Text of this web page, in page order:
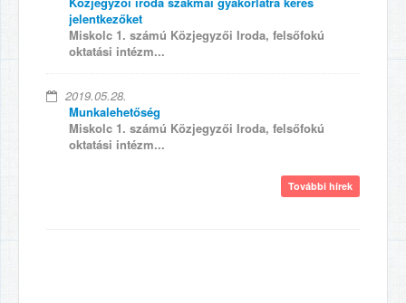
jelentkezőket
Miskolc 1. számú Közjegyzői Iroda, felsőfokú
oktatási intézm...
2019.05.28.
Munkalehetőség
Miskolc 1. számú Közjegyzői Iroda, felsőfokú
oktatási intézm...
További hírek